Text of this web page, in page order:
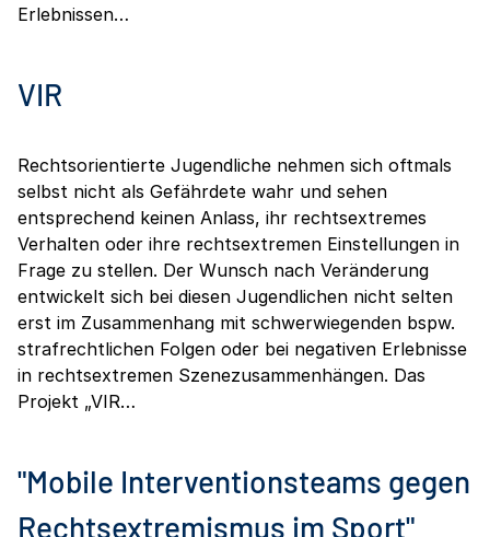
Erlebnissen…
VIR
Rechtsorientierte Jugendliche nehmen sich oftmals
selbst nicht als Gefährdete wahr und sehen
entsprechend keinen Anlass, ihr rechtsextremes
Verhalten oder ihre rechtsextremen Einstellungen in
Frage zu stellen. Der Wunsch nach Veränderung
entwickelt sich bei diesen Jugendlichen nicht selten
erst im Zusammenhang mit schwerwiegenden bspw.
strafrechtlichen Folgen oder bei negativen Erlebnisse
in rechtsextremen Szenezusammenhängen. Das
Projekt „VIR…
"Mobile Interventionsteams gegen
Rechtsextremismus im Sport"